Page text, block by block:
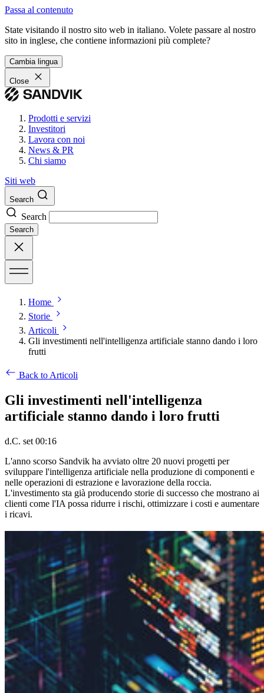
Passa al contenuto
State visitando il nostro sito web in italiano. Volete passare al nostro
sito in inglese, che contiene informazioni più complete?
Cambia lingua
Close
Prodotti e servizi
Investitori
Lavora con noi
News & PR
Chi siamo
Siti web
Search
Search
Search
Home
Storie
Articoli
Gli investimenti nell'intelligenza artificiale stanno dando i loro
frutti
Back to Articoli
Gli investimenti nell'intelligenza
artificiale stanno dando i loro frutti
d.C. set 00:16
L'anno scorso Sandvik ha avviato oltre 20 nuovi progetti per
sviluppare l'intelligenza artificiale nella produzione di componenti e
nelle operazioni di estrazione e lavorazione della roccia.
L'investimento sta già producendo storie di successo che mostrano ai
clienti come l'IA possa ridurre i rischi, ottimizzare i costi e aumentare
i ricavi.